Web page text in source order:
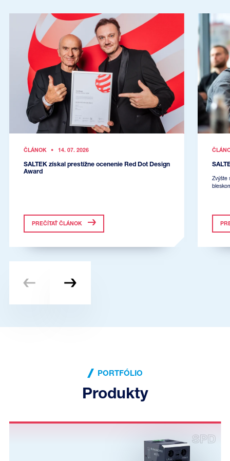
ČLÁNOK • 14. 07. 2026
SALTEK získal prestížne ocenenie Red Dot Design
Award
PREČÍTAŤ ČLÁNOK
Zvýšte
PORTFÓLIO
Produkty